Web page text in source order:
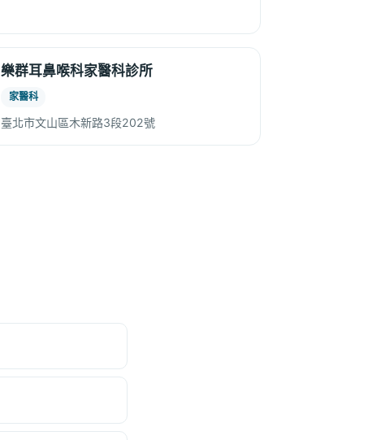
樂群耳鼻喉科家醫科診所
家醫科
臺北市文山區木新路3段202號